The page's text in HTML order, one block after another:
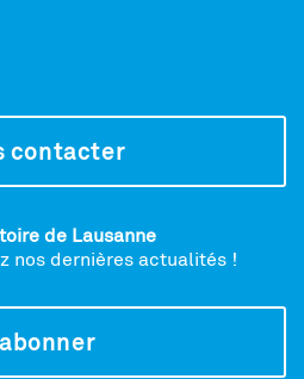
contacter
de Lausanne
nos dernières actualités !